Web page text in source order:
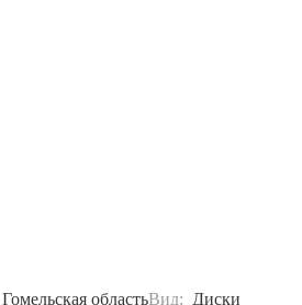
Гомельская областьВид: Диски